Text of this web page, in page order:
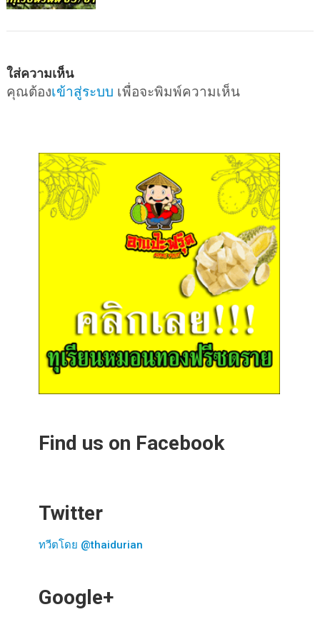
ใส่ความเห็น
คุณต้องเข้าสู่ระบบ เพื่อจะพิมพ์ความเห็น
Find us on Facebook
Twitter
ทวีตโดย @thaidurian
Google+